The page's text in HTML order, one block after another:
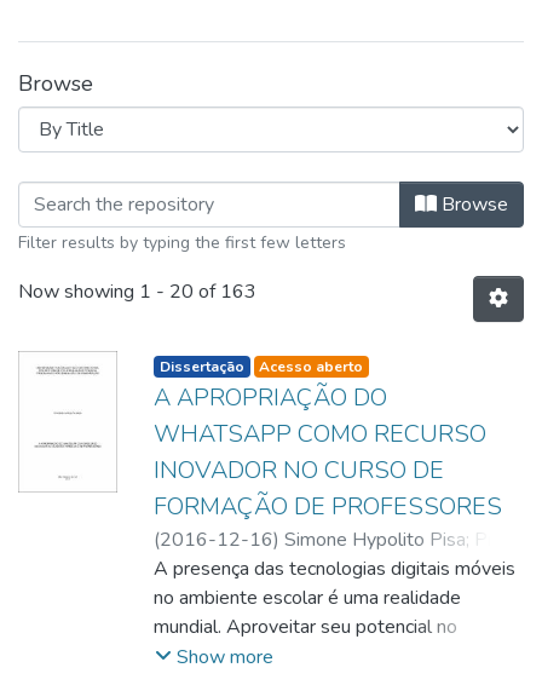
Browse
Browsing Programa de Pós- Browse
Filter results by typing the first few letters
Now showing 1 - 20 of 163
listelement.badge.dso-type
Dissertação Acesso aberto
A APROPRIAÇÃO DO
WHATSAPP COMO RECURSO
INOVADOR NO CURSO DE
FORMAÇÃO DE PROFESSORES
(2016-12-16) Simone Hypolito Pisa; Prof.
Dr. Elias Estevão Goulart;Prof. Dr. Elias
Estevão Goulart;Profa. Dra. Adriana
Barroso Azevedo;Prof. Dr. Alan César Belo
Angeluci
A presença das tecnologias digitais móveis
no ambiente escolar é uma realidade
mundial. Aproveitar seu potencial no
processo educativo é uma discussão atual,
Show more